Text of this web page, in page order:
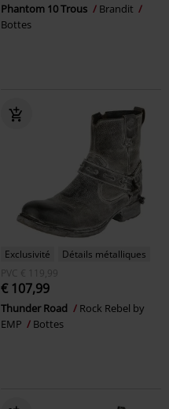
Phantom 10 Trous
Brandit
Bottes
Exclusivité
Détails métalliques
PVC € 119,99
€ 107,99
Thunder Road
Rock Rebel by
EMP
Bottes